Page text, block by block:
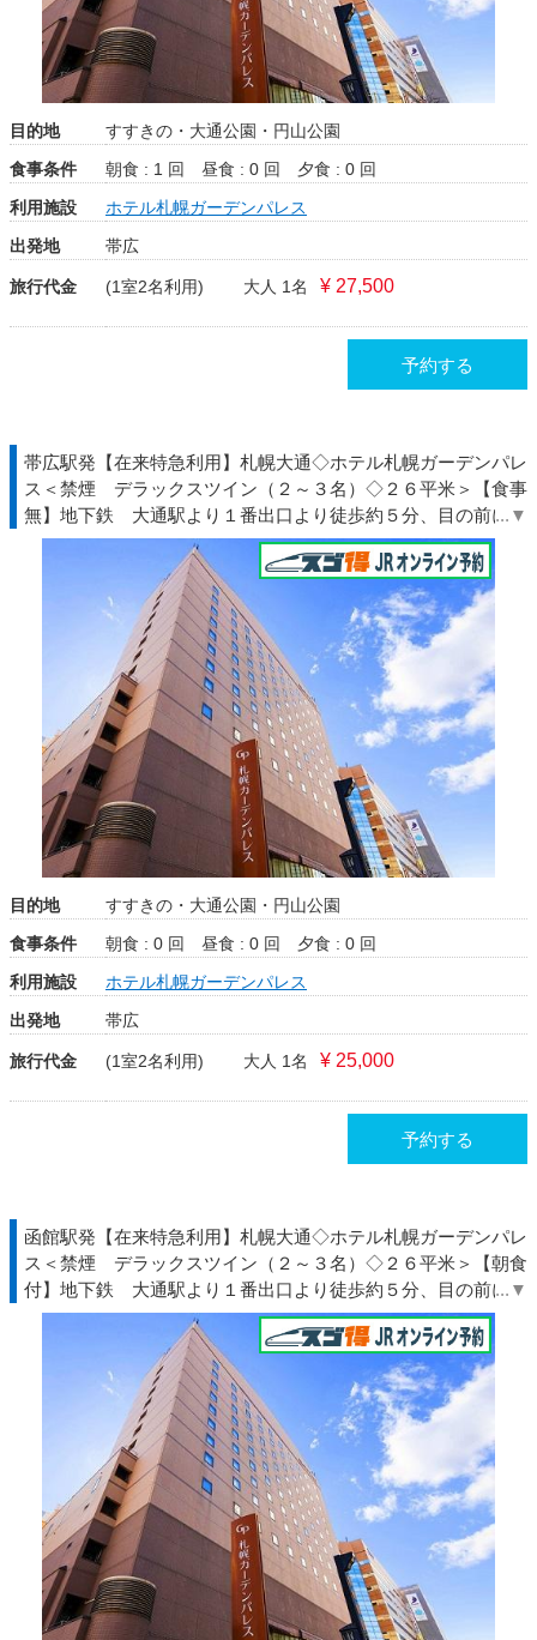
目的地
すすきの・大通公園・円山公園
食事条件
朝食 : 1 回 昼食 : 0 回
夕食 : 0 回
利用施設
ホテル札幌ガーデンパレス
出発地
帯広
旅行代金 (1室2名利用) 大人 1名 ¥ 27,500
予約する
帯広駅発【在来特急利用】札幌大通◇ホテル札幌ガーデンパレ
ス＜禁煙 デラックスツイン（２～３名）◇２６平米＞【食事
無】地下鉄 大通駅より１番出口より徒歩約５分、目の前に道
庁♪◆北海道◇ＪＲきっぷ駅受取
目的地
すすきの・大通公園・円山公園
食事条件
朝食 : 0 回 昼食 : 0 回
夕食 : 0 回
利用施設
ホテル札幌ガーデンパレス
出発地
帯広
旅行代金 (1室2名利用) 大人 1名 ¥ 25,000
予約する
函館駅発【在来特急利用】札幌大通◇ホテル札幌ガーデンパレ
ス＜禁煙 デラックスツイン（２～３名）◇２６平米＞【朝食
付】地下鉄 大通駅より１番出口より徒歩約５分、目の前に道
庁♪◆北海道◇ＪＲきっぷ駅受取